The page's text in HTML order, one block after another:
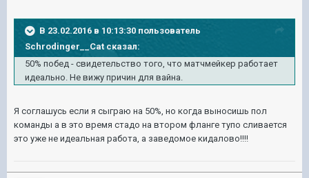
В 23.02.2016 в 10:13:30 пользователь
Schrodinger__Cat сказал:
50% побед - свидетельство того, что матчмейкер работает
идеально. Не вижу причин для вайна.
Я соглашусь если я сыграю на 50%, но когда выносишь пол
команды а в это время стадо на втором фланге тупо сливается
это уже не идеальная работа, а заведомое кидалово!!!!